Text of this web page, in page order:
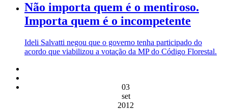
Não importa quem é o mentiroso.
Importa quem é o incompetente
Ideli Salvatti negou que o governo tenha participado do
acordo que viabilizou a votação da MP do Código Florestal.
03
set
2012